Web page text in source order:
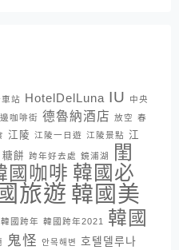
站 HotelDelLuna IU
中央
咖啡街 德魯納酒店 放空 春
江陵 江陵一日遊 江陵景點 江
糖餅 跨年好去處 鏡浦湖
閨
國咖啡 韓國必
旅遊 韓國美
韓國跨年 韓國跨年2021
韓國
鬼怪 안목해변 호텔델루나